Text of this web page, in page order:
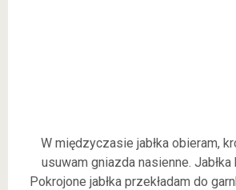
W międzyczasie jabłka obieram,
usuwam gniazda nasienne.
Pokrojone jabłka przekładam do